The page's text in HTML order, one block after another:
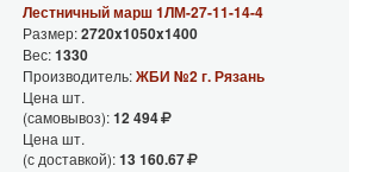
Лестничный марш 1ЛМ-27-11-14-4
Размер:2720x1050x1400
Вес:1330
Производитель:ЖБИ №2 г. Рязань
Цена шт.
(самовывоз):12 494
Цена шт.
(с доставкой):13 160.67